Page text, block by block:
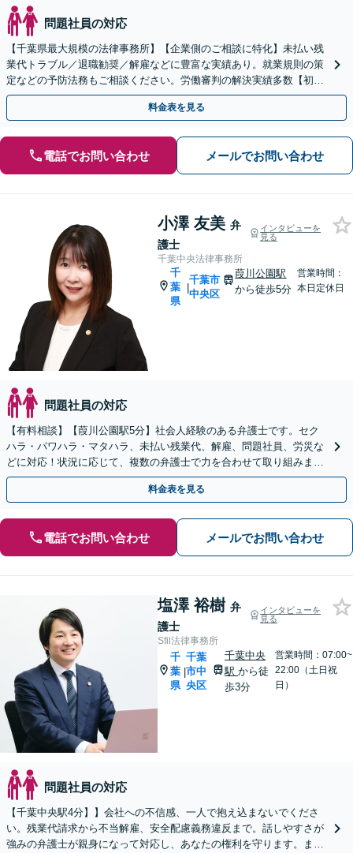
問題社員の対応
【千葉県最大規模の法律事務所】【企業側のご相談に特化】未払い残
業代トラブル／退職勧奨／解雇などに豊富な実績あり。就業規則の策
定などの予防法務もご相談ください。労働審判の解決実績多数【初回
来所相談無料】【電話・web面談可】【千葉中央駅5分】
料金表を見る
電話でお問い合わせ メールでお問い合わせ
小澤 友美 弁
護士
インタビューを
見る
千葉中央法律事務所
千
葉
県
|
千葉市
中央区
葭川公園駅
から徒歩5分
営業時間：
本日定休日
問題社員の対応
【有料相談】【葭川公園駅5分】社会人経験のある弁護士です。セク
ハラ・パワハラ・マタハラ、未払い残業代、解雇、問題社員、労災な
どに対応！状況に応じて、複数の弁護士で力を合わせて取り組みま
す。労働者・使用者ともに対応【電話・メール相談可】
料金表を見る
電話でお問い合わせ メールでお問い合わせ
塩澤 裕樹 弁
護士
インタビューを
見る
Sfil法律事務所
千
葉
県
|
千葉
市中
央区
千葉中央
駅から徒
歩3分
営業時間：07:00~
22:00（土日祝
日）
問題社員の対応
【千葉中央駅4分】】会社への不信感、一人で抱え込まないでくださ
い。残業代請求から不当解雇、安全配慮義務違反まで。話しやすさが
強みの弁護士が親身になって対応し、あなたの権利を守ります。まず